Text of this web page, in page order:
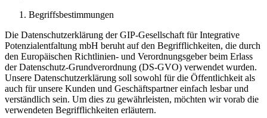
Begriffsbestimmungen
Die Datenschutzerklärung der GIP-Gesellschaft für Integrative
Potenzialentfaltung mbH beruht auf den Begrifflichkeiten, die durch
den Europäischen Richtlinien- und Verordnungsgeber beim Erlass
der Datenschutz-Grundverordnung (DS-GVO) verwendet wurden.
Unsere Datenschutzerklärung soll sowohl für die Öffentlichkeit als
auch für unsere Kunden und Geschäftspartner einfach lesbar und
verständlich sein. Um dies zu gewährleisten, möchten wir vorab die
verwendeten Begrifflichkeiten erläutern.